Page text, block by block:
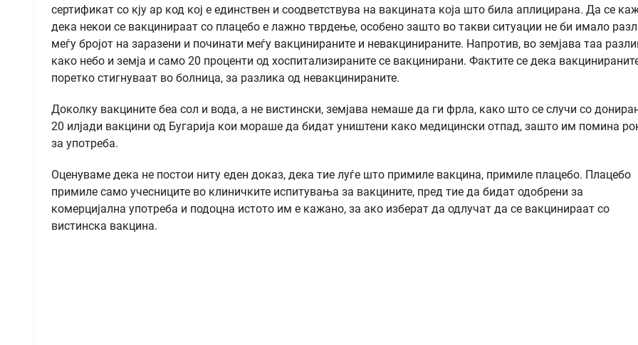
сертификат со кју ар код кој е единствен и соодветствува на вакцината која што била аплицирана. Да се
дека некои се вакцинираат со плацебо е лажно тврдење, особено зашто во такви ситуации не би имало
меѓу бројот на заразени и починати меѓу вакцинираните и невакцинираните. Напротив, во земјава таа
како небо и земја и само 20 проценти од хоспитализираните се вакцинирани. Фактите се дека
поретко стигнуваат во болница, за разлика од невакцинираните.
Доколку вакцините беа сол и вода, а не вистински, земјава немаше да ги фрла, како што се случи со
20 илјади вакцини од Бугарија кои мораше да бидат уништени како медицински отпад, зашто им помина
за употреба.
Оценуваме дека не постои ниту еден доказ, дека тие луѓе што примиле вакцина, примиле плацебо. Плацебо
примиле само учесниците во клиничките испитувања за вакцините, пред тие да бидат одобрени за
комерцијална употреба и подоцна истото им е кажано, за ако изберат да одлучат да се вакцинираат со
вистинска вакцина.